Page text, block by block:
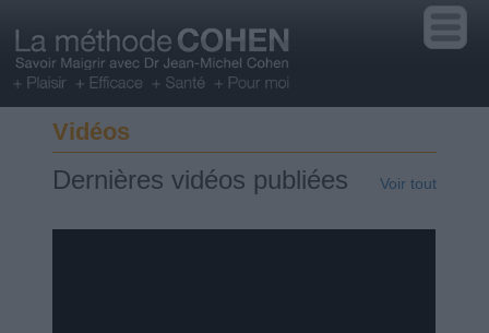
Vidéos
Dernières vidéos publiées Voir tout